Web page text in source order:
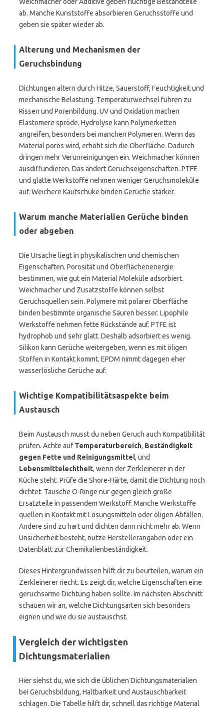
ab. Manche Kunststoffe absorbieren Geruchsstoffe und
geben sie später wieder ab.
Alterung und Mechanismen der
Geruchsbindung
Dichtungen altern durch Hitze, Sauerstoff, Feuchtigkeit und
mechanische Belastung. Temperaturwechsel führen zu
Rissen und Porenbildung. UV und Oxidation machen
Elastomere spröde. Hydrolyse kann Polymerketten
angreifen, besonders bei manchen Polymeren. Wenn das
Material porös wird, erhöht sich die Oberfläche. Dadurch
dringen mehr Verunreinigungen ein. Weichmacher können
ausdiffundieren. Das ändert Geruchseigenschaften. PTFE
und glatte Werkstoffe nehmen weniger Geruchsmoleküle
auf. Weichere Kautschuke binden Gerüche stärker.
Warum manche Materialien Gerüche binden
oder abgeben
Die Ursache liegt in physikalischen und chemischen
Eigenschaften. Porosität und Oberflächenenergie
bestimmen, wie gut ein Material Moleküle adsorbiert.
Weichmacher und Zusatzstoffe können selbst
Geruchsquellen sein. Polymere mit polarer Oberfläche
binden bestimmte organische Säuren besser. Lipophile
Werkstoffe nehmen fette Rückstände auf. PTFE ist
hydrophob und sehr glatt. Deshalb adsorbiert es wenig.
Silikon kann Gerüche weitergeben, wenn es mit öligen
Stoffen in Kontakt kommt. EPDM nimmt dagegen eher
wasserlösliche Gerüche auf.
Wichtige Kompatibilitätsaspekte beim
Austausch
Beim Austausch musst du neben Geruch auch Kompatibilität
prüfen. Achte auf Temperaturbereich, Beständigkeit
gegen Fette und Reinigungsmittel, und
Lebensmittelechtheit, wenn der Zerkleinerer in der
Küche steht. Prüfe die Shore-Härte, damit die Dichtung noch
dichtet. Tausche O-Ringe nur gegen gleich große
Ersatzteile in passendem Werkstoff. Manche Werkstoffe
quellen in Kontakt mit Lösungsmitteln oder öligen Abfällen.
Andere sind zu hart und dichten dann nicht mehr ab. Wenn
Unsicherheit besteht, nutze Herstellerangaben oder ein
Datenblatt zur Chemikalienbeständigkeit.
Dieses Hintergrundwissen hilft dir zu beurteilen, warum ein
Zerkleinerer riecht. Es zeigt dir, welche Eigenschaften eine
geruchsarme Dichtung haben sollte. Im nächsten Abschnitt
schauen wir an, welche Dichtungsarten sich besonders
eignen und wie du sie austauschst.
Vergleich der wichtigsten
Dichtungsmaterialien
Hier siehst du, wie sich die üblichen Dichtungsmaterialien
bei Geruchsbildung, Haltbarkeit und Austauschbarkeit
schlagen. Die Tabelle hilft dir, schnell das richtige Material